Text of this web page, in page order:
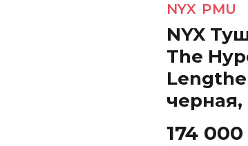
NYX PMU
NYX
The
черная,
174